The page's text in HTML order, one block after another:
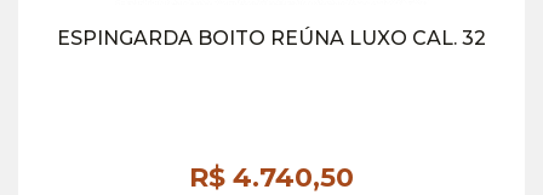
ESPINGARDA BOITO REÚNA LUXO CAL. 32
R$ 4.740,50